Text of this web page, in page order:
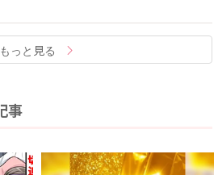
もっと見る
事